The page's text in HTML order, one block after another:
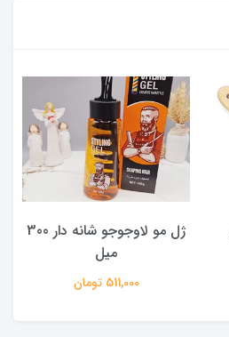
ژل مو لاوجوجو شانه دار 300
میل
511,000 تومان